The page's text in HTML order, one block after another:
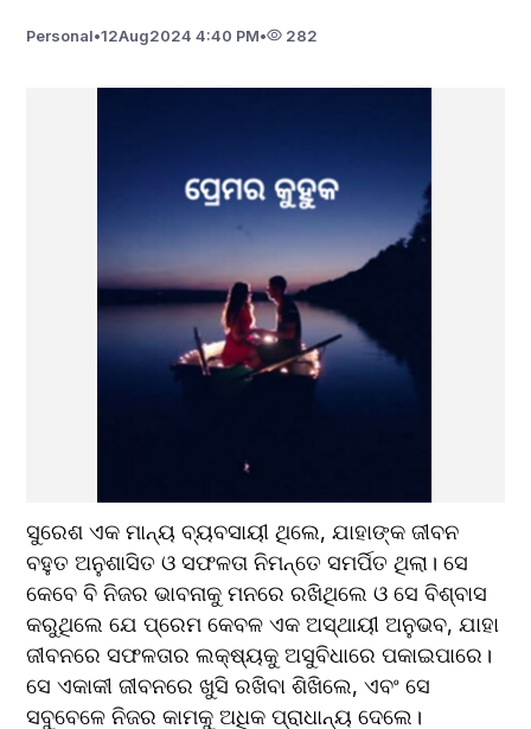
Personal•12Aug2024 4:40 PM• 282
ସୁରେଶ ଏକ ମାନ୍ୟ ବ୍ୟବସାୟୀ ଥିଲେ, ଯାହାଙ୍କ ଜୀବନ
ବହୁତ ଅନୁଶାସିତ ଓ ସଫଳତା ନିମନ୍ତେ ସମର୍ପିତ ଥିଲା। ସେ
କେବେ ବି ନିଜର ଭାବନାକୁ ମନରେ ରଖିଥିଲେ ଓ ସେ ବିଶ୍ବାସ
କରୁଥିଲେ ଯେ ପ୍ରେମ କେବଳ ଏକ ଅସ୍ଥାୟୀ ଅନୁଭବ, ଯାହା
ଜୀବନରେ ସଫଳତାର ଲକ୍ଷ୍ୟକୁ ଅସୁବିଧାରେ ପକାଇପାରେ।
ସେ ଏକାକୀ ଜୀବନରେ ଖୁସି ରଖିବା ଶିଖିଲେ, ଏବଂ ସେ
ସବୁବେଳେ ନିଜର କାମକୁ ଅଧିକ ପ୍ରାଧାନ୍ୟ ଦେଲେ।